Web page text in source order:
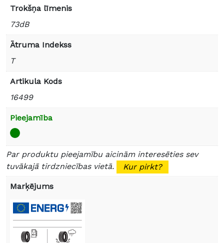
Trokšņa līmenis
73dB
Ātruma Indekss
T
Artikula Kods
16499
Pieejamība
Par produktu pieejamību aicinām interesēties sev
tuvākajā tirdzniecības vietā.
Kur pirkt?
Marķējums